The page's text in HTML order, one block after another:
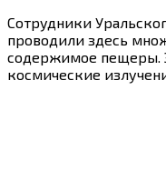
Сотрудники
проводили здесь
содержимое пещеры.
космические